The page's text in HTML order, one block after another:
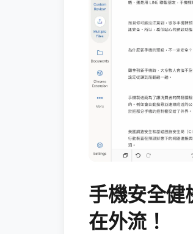
手機安全健
在外流！